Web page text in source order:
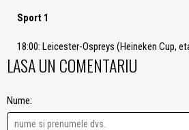
Sport 1
18:00: Leicester-Ospreys (Heineken Cup,
LASA UN COMENTARIU
Nume: